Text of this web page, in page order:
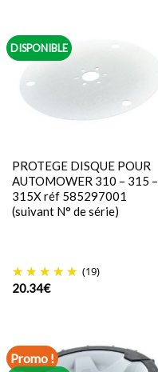
DISPONIBLE
PROTEGE DISQUE POUR
AUTOMOWER 310 – 315 –
315X réf 585297001
(suivant N° de série)
(19)
20.34€
Promo !